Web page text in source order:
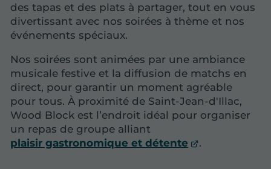
des tapas et des plats à partager, tout en vous
divertissant avec nos soirées à thème et nos
événements spéciaux.
Nos soirées sont animées par une ambiance
musicale festive et la diffusion de matchs en
direct, pour garantir un moment agréable
pour tous. À proximité de Saint-Jean-d'Illac,
Wood Block est l’endroit idéal pour organiser
un repas de groupe alliant
plaisir gastronomique et détente
.